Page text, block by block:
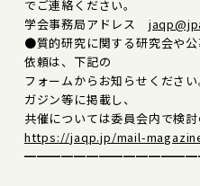
でご連絡ください。
学会事務局アドレス
●質的研究に関する研究会や
依頼は、下記の
フォームからお知らせくださ
ガジン等に掲載し、
共催については委員会内で検
https://jaqp.jp/mail-